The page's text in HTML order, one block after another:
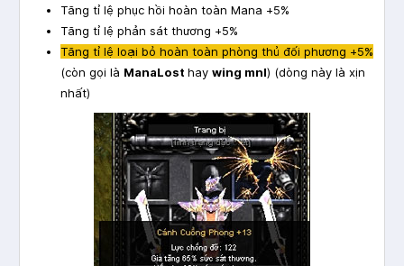
Tăng tỉ lệ phục hồi hoàn toàn Mana +5%
Tăng tỉ lệ phản sát thương +5%
Tăng tỉ lệ loại bỏ hoàn toàn phòng thủ đối phương +5%
(còn gọi là ManaLost hay wing mnl) (dòng này là xịn
nhất)